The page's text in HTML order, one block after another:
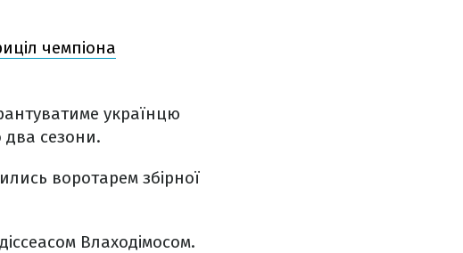
чемпіона
українцю
два сезони.
воротарем збірної
Влаходімосом.